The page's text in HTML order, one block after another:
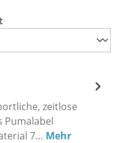
zeitlose
Pumalabel
7… Mehr